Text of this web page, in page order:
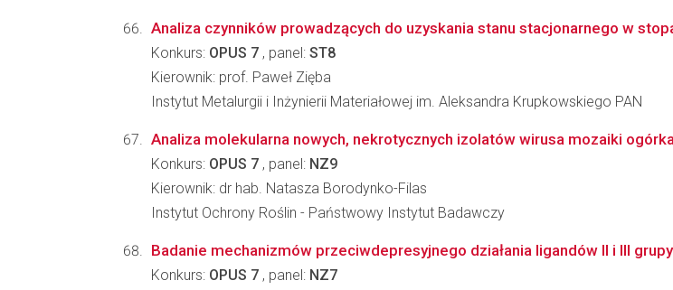
Analiza czynników prowadzących do uzyskania stanu stacjonarnego w
Konkurs: OPUS 7 , panel: ST8
Kierownik: prof. Paweł Zięba
Instytut Metalurgii i Inżynierii Materiałowej im. Aleksandra Krupkowskiego PAN
Analiza molekularna nowych, nekrotycznych izolatów wirusa mozaiki
Konkurs: OPUS 7 , panel: NZ9
Kierownik: dr hab. Natasza Borodynko-Filas
Instytut Ochrony Roślin - Państwowy Instytut Badawczy
Badanie mechanizmów przeciwdepresyjnego działania ligandów II i III
Konkurs: OPUS 7 , panel: NZ7